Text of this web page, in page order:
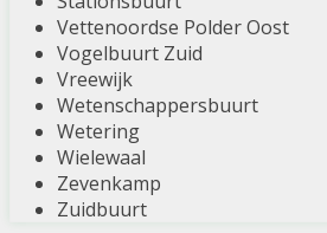
Vettenoordse Polder Oost
Vogelbuurt Zuid
Vreewijk
Wetenschappersbuurt
Wetering
Wielewaal
Zevenkamp
Zuidbuurt